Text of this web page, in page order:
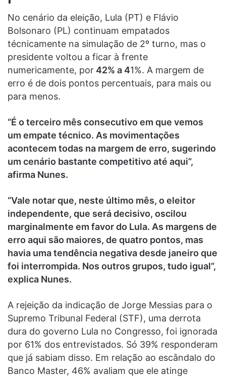
No cenário da eleição, Lula (PT) e Flávio
Bolsonaro (PL) continuam empatados
técnicamente na simulação de 2º turno, mas o
presidente voltou a ficar à frente
numericamente, por 42% a 41%. A margem de
erro é de dois pontos percentuais, para mais ou
para menos.
“É o terceiro mês consecutivo em que vemos
um empate técnico. As movimentações
acontecem todas na margem de erro, sugerindo
um cenário bastante competitivo até aqui”,
afirma Nunes.
“Vale notar que, neste último mês, o eleitor
independente, que será decisivo, oscilou
marginalmente em favor do Lula. As margens de
erro aqui são maiores, de quatro pontos, mas
havia uma tendência negativa desde janeiro que
foi interrompida. Nos outros grupos, tudo igual”,
explica Nunes.
A rejeição da indicação de Jorge Messias para o
Supremo Tribunal Federal (STF), uma derrota
dura do governo Lula no Congresso, foi ignorada
por 61% dos entrevistados. Só 39% responderam
que já sabiam disso. Em relação ao escândalo do
Banco Master, 46% avaliam que ele atinge